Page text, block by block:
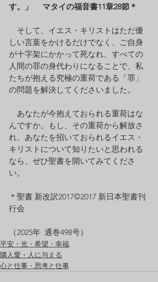
す。」     マタイの福音書11章28節＊
そして、イエス・キリストはただ優
しい言葉をかけるだけでなく、ご自身
が十字架にかかって死なれ、すべての
人間の罪の身代わりになることで、私
たちが抱える究極の重荷である「罪」
の問題を解決してくださいました。
あなたが今抱えておられる重荷はな
んですか。もし、その重荷から解放さ
れ、あなたを招いておられるイエス・
キリストについて知りたいと思われる
なら、ぜひ聖書を開いてみてくださ
い。
＊聖書 新改訳2017©2017 新日本聖書刊
行会
（2025年  通巻498号）
平安・光・希望・幸福
隣人愛・人に与える
心と仕事・思考と仕事